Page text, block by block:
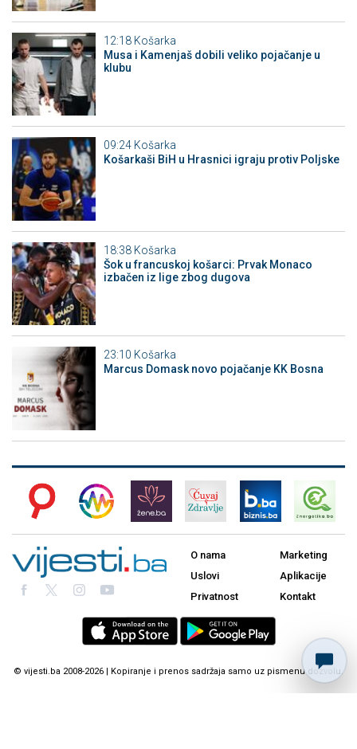
12:18 Košarka
Musa i Kamenjaš dobili veliko pojačanje u
klubu
09:24 Košarka
Košarkaši BiH u Hrasnici igraju protiv Poljske
18:38 Košarka
Šok u francuskoj košarci: Prvak Monaco
izbačen iz lige zbog dugova
23:10 Košarka
Marcus Domask novo pojačanje KK Bosna
O nama
Uslovi
Privatnost
Marketing
Aplikacije
Kontakt
© vijesti.ba 2008-2026 | Kopiranje i prenos sadržaja samo uz pismenu dozvolu.